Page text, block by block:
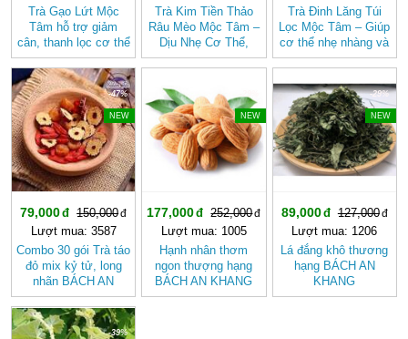
Trà Gạo Lứt Mộc
Tâm hỗ trợ giảm
cân, thanh lọc cơ thể
mát gan
Trà Kim Tiền Thảo
Râu Mèo Mộc Tâm –
Dịu Nhẹ Cơ Thể,
Thanh Mát Mỗi Ngày
Trà Đinh Lăng Túi
Lọc Mộc Tâm – Giúp
cơ thể nhẹ nhàng và
tươi mát hơn
-47%
NEW
79,000
150,000
Lượt mua: 3587
Combo 30 gói Trà táo
đỏ mix kỷ tử, long
nhãn BÁCH AN
KHANG - Trà Thảo
Mộc Giúp Đẹp Da,
Ngủ Ngon
NEW
177,000
252,000
Lượt mua: 1005
Hạnh nhân thơm
ngon thượng hạng
BÁCH AN KHANG
tốt cho sức khỏe,
-29%
NEW
89,000
127,000
Lượt mua: 1206
Lá đắng khô thương
hạng BÁCH AN
KHANG
-39%